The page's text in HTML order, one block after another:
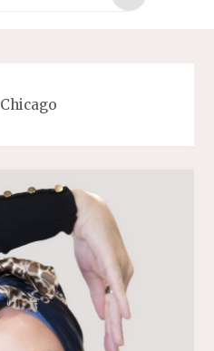
Chicago